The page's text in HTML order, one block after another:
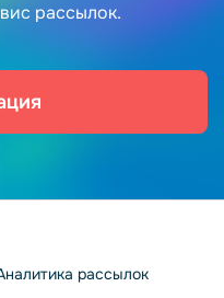
рассылок.
рассылок